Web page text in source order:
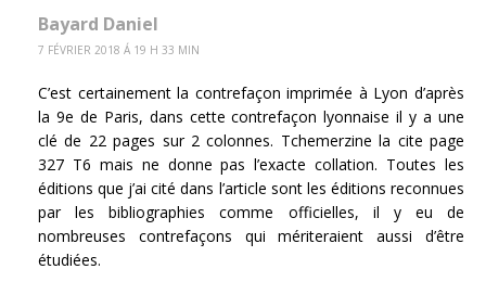
Bayard Daniel
7 FÉVRIER 2018 Á 19 H 33 MIN
C’est certainement la contrefaçon imprimée à Lyon d’après
la 9e de Paris, dans cette contrefaçon lyonnaise il y a une
clé de 22 pages sur 2 colonnes. Tchemerzine la cite page
327 T6 mais ne donne pas l’exacte collation. Toutes les
éditions que j’ai cité dans l’article sont les éditions reconnues
par les bibliographies comme officielles, il y eu de
nombreuses contrefaçons qui mériteraient aussi d’être
étudiées.